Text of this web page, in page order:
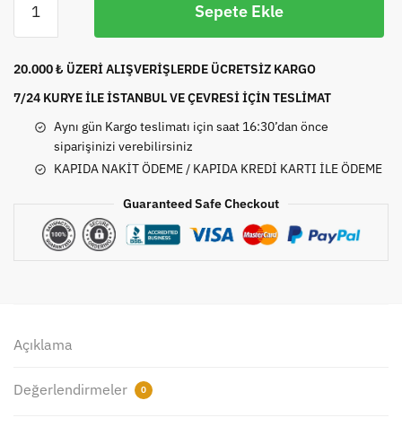
Iluma
İ
Seletti
Limited
Edition
Gold-
Sepete Ekle
20.000 ₺ ÜZERİ ALIŞVERİŞLERDE ÜCRETSİZ KARGO
7/24 KURYE İLE İSTANBUL VE ÇEVRESİ İÇİN TESLİMAT
Aynı gün Kargo teslimatı için saat 16:30’dan önce
siparişinizi verebilirsiniz
KAPIDA NAKİT ÖDEME / KAPIDA KREDİ KARTI İLE ÖDEME
Guaranteed Safe Checkout
Açıklama
Değerlendirmeler 0